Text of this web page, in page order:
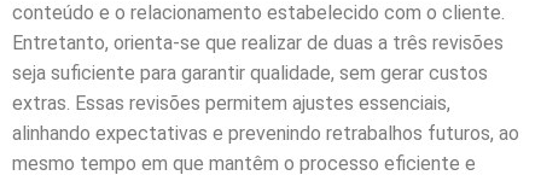
conteúdo e o relacionamento estabelecido com o cliente.
Entretanto, orienta-se que realizar de duas a três revisões
seja suficiente para garantir qualidade, sem gerar custos
extras. Essas revisões permitem ajustes essenciais,
alinhando expectativas e prevenindo retrabalhos futuros, ao
mesmo tempo em que mantêm o processo eficiente e